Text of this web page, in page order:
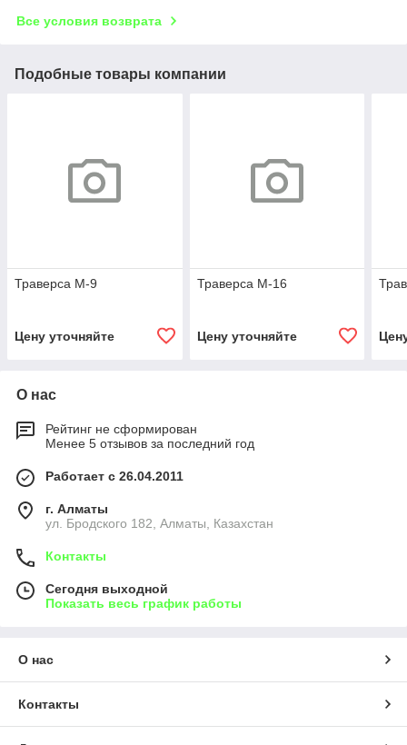
Все условия возврата
Подобные товары компании
Траверса М-9
Цену уточняйте
Траверса М-16
Цену уточняйте
О нас
Рейтинг не сформирован
Менее 5 отзывов за последний год
Работает с 26.04.2011
г. Алматы
ул. Бродского 182, Алматы, Казахстан
Контакты
Сегодня выходной
Показать весь график работы
О нас
Контакты